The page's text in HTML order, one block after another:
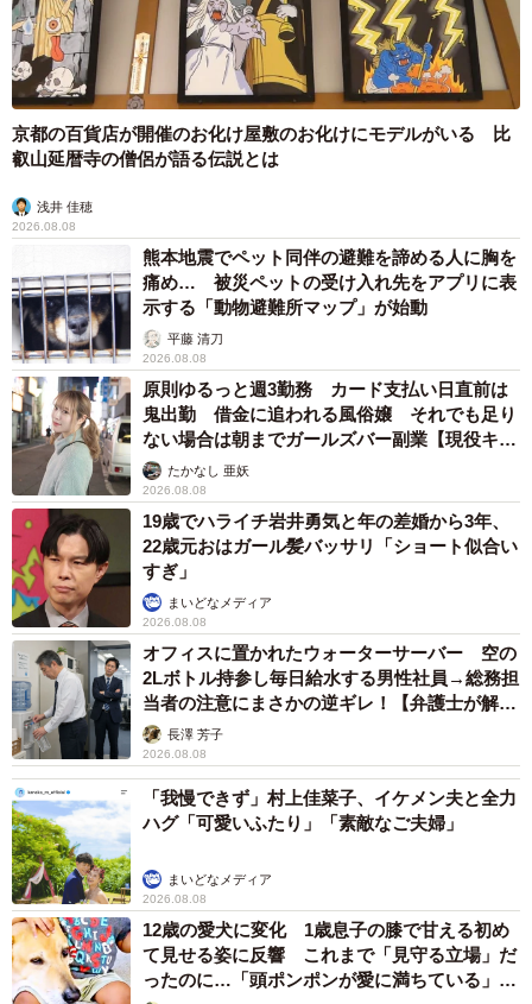
京都の百貨店が開催のお化け屋敷のお化けにモデルがいる 比
叡山延暦寺の僧侶が語る伝説とは
浅井 佳穂
2026.08.08
熊本地震でペット同伴の避難を諦める人に胸を
痛め… 被災ペットの受け入れ先をアプリに表
示する「動物避難所マップ」が始動
平藤 清刀
2026.08.08
原則ゆるっと週3勤務 カード支払い日直前は
鬼出勤 借金に追われる風俗嬢 それでも足り
ない場合は朝までガールズバー副業【現役キャ
ストに取材】
たかなし 亜妖
2026.08.08
19歳でハライチ岩井勇気と年の差婚から3年、
22歳元おはガール髪バッサリ「ショート似合い
すぎ」
まいどなメディア
2026.08.08
オフィスに置かれたウォーターサーバー 空の
2Lボトル持参し毎日給水する男性社員→総務担
当者の注意にまさかの逆ギレ！【弁護士が解
説】長澤 芳子
2026.08.08
「我慢できず」村上佳菜子、イケメン夫と全力
ハグ「可愛いふたり」「素敵なご夫婦」
まいどなメディア
2026.08.08
12歳の愛犬に変化 1歳息子の膝で甘える初め
て見せる姿に反響 これまで「見守る立場」だ
ったのに…「頭ポンポンが愛に満ちている」